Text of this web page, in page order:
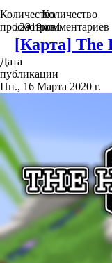
Количество
просмотров
12919
Количество
комментариев
1
[Карта] The
Дата
публикации
Пн., 16 Марта 2020 г.